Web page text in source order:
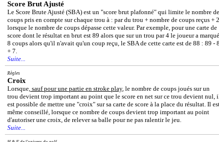
Score Brut Ajusté
Le Score Brute Ajusté (SBA) est un "score brut plafonné" qui limite le nombre de
coups pris en compte sur chaque trou à : par du trou + nombre de coups reçus + 2
lorsque le nombre de coups dépasse cette valeur. Par exemple, pour une carte de
score dont le résultat en brut est 89 alors que sur un trou par 4 le joueur a marqué
8 coups alors qu'il n'avait qu'un coup reçu, le SBA de cette carte est de 88 : 89 -
+ 7.
Suite...
Règles
Croix
Lorsque, sauf pour une partie en stroke play, le nombre de coups joués sur un
trou devient trop important au point que le score en net sur ce trou devient nul,
est possible de mettre une "croix" sur sa carte de score à la place du résultat. Il
même conseillé, lorsque ce nombre de coups devient trop important au point
d'autoriser une croix, de relever sa balle pour ne pas ralentir le jeu.
Suite...